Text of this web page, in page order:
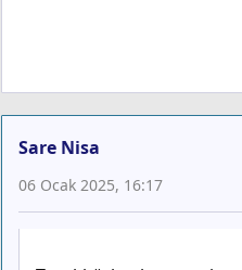
Sare Nisa
06 Ocak 2025, 16:17